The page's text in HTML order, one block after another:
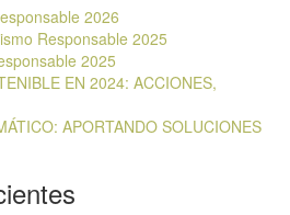
2026
Responsable 2025
2025
EN 2024: ACCIONES,
APORTANDO SOLUCIONES